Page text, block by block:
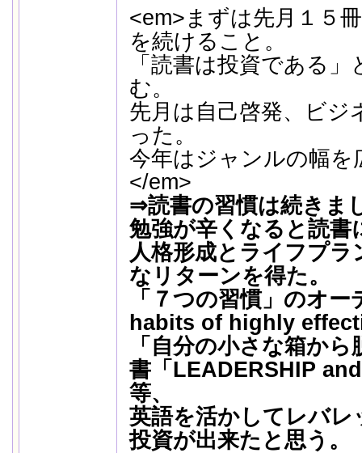
<em>まずは先月１５
を続けること。
「読書は投資である
む。
先月は自己啓発、ビジ
った。
今年はジャンルの幅を
</em>
⇒読書の習慣は続きま
勉強が辛くなると読書
人格形成とライフプ
なリターンを得た。
「７つの習慣」のオ
habits of highly
「自分の小さな箱か
書「LEADERSHIP
等、
英語を活かしてレバレ
投資が出来たと思う。